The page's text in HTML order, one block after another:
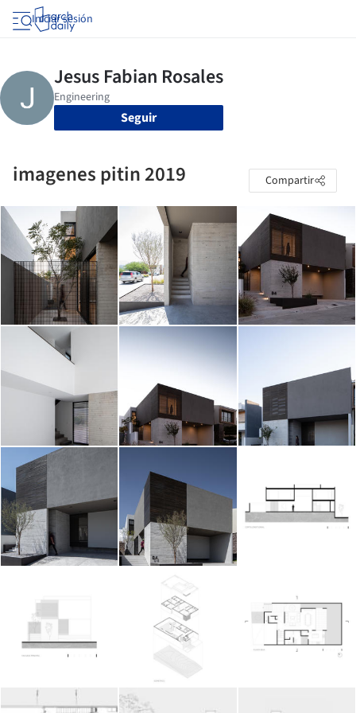
Iniciar sesión
Seguir
imagenes pitin 2019 Compartir